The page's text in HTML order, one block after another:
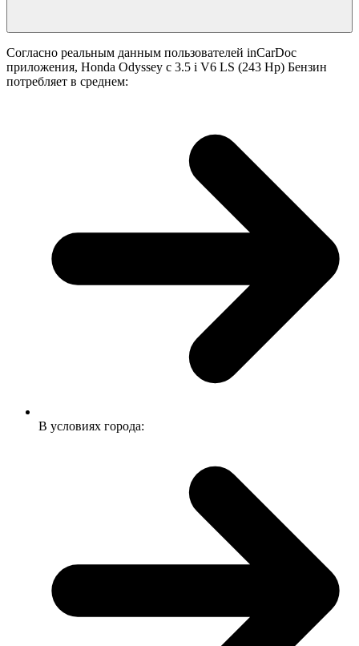
Согласно реальным данным пользователей inCarDoc
приложения, Honda Odyssey с 3.5 i V6 LS (243 Hp) Бензин
потребляет в среднем:
В условиях города: